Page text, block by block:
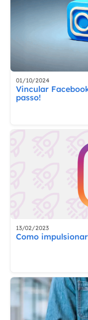
01/10/2024
Vincular
passo!
13/02/2023
Como